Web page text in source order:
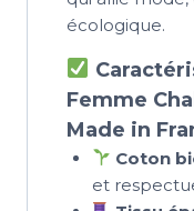
écologique.
Femme
Made in
Coton
et